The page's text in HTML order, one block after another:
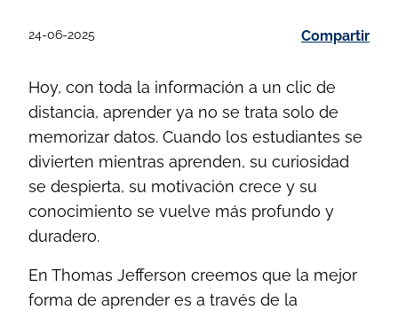
24-06-2025 Compartir
Hoy, con toda la información a un clic de
distancia, aprender ya no se trata solo de
memorizar datos. Cuando los estudiantes se
divierten mientras aprenden, su curiosidad
se despierta, su motivación crece y su
conocimiento se vuelve más profundo y
duradero.
En Thomas Jefferson creemos que la mejor
forma de aprender es a través de la